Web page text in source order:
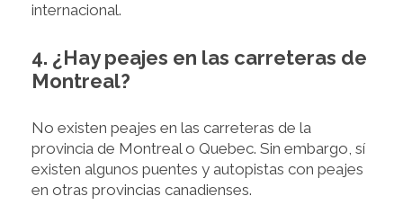
internacional.
4. ¿Hay peajes en las carreteras de
Montreal?
No existen peajes en las carreteras de la
provincia de Montreal o Quebec. Sin embargo, sí
existen algunos puentes y autopistas con peajes
en otras provincias canadienses.